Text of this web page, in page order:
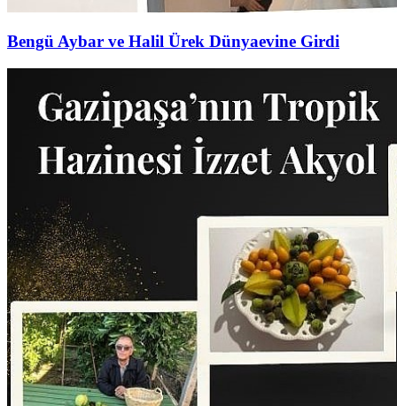
Bengü Aybar ve Halil Ürek Dünyaevine Girdi